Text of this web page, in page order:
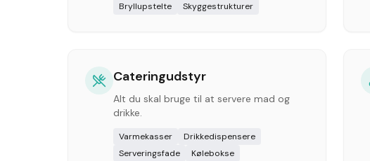
Bryllupstelte
Skyggestrukturer
Cateringudstyr
Alt du skal bruge til at servere mad og
drikke.
Varmekasser
Drikkedispensere
Serveringsfade
Kølebokse